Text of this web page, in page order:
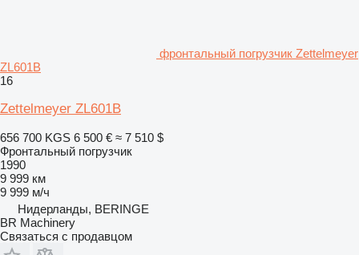
фронтальный погрузчик Zettelmeyer
ZL601B
16
Zettelmeyer ZL601B
656 700 KGS 6 500 € ≈ 7 510 $
Фронтальный погрузчик
1990
9 999 км
9 999 м/ч
Нидерланды, BERINGE
BR Machinery
Связаться с продавцом